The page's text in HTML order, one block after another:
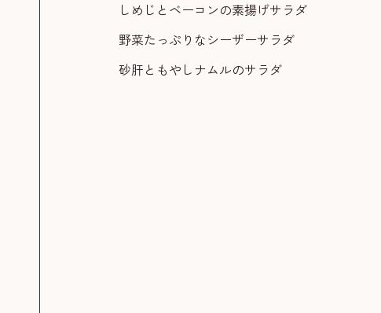
しめじとベーコンの素揚げサラダ
野菜たっぷりなシーザーサラダ
砂肝ともやしナムルのサラダ